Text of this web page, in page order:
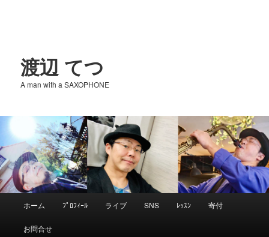
渡辺 てつ
A man with a SAXOPHONE
メ
ホーム ﾌﾟﾛﾌｨｰﾙ ライブ SNS ﾚｯｽﾝ 寄付
お問合せ